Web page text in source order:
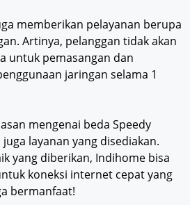
memberikan pelayanan berupa
Artinya, pelanggan tidak akan
untuk pemasangan dan
jaringan selama 1
mengenai beda Speedy
layanan yang disediakan.
yang diberikan, Indihome bisa
koneksi internet cepat yang
bermanfaat!